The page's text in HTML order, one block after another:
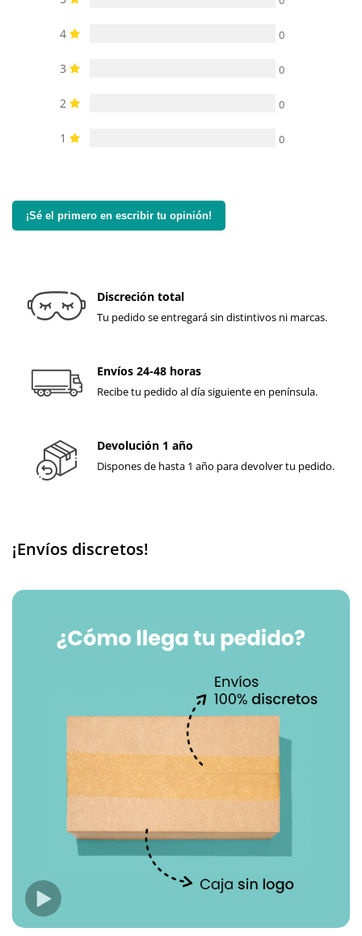
4 0
3 0
2 0
1 0
¡Sé el primero en escribir tu opinión!
Discreción total
Tu pedido se entregará sin distintivos ni marcas.
Envíos 24-48 horas
Recibe tu pedido al día siguiente en península.
Devolución 1 año
Dispones de hasta 1 año para devolver tu pedido.
¡Envíos discretos!